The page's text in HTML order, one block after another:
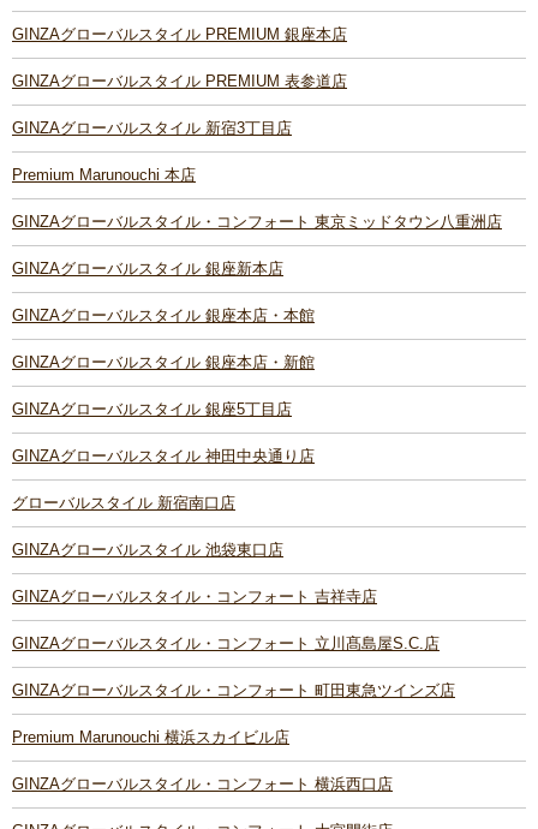
GINZAグローバルスタイル PREMIUM 銀座本店
GINZAグローバルスタイル PREMIUM 表参道店
GINZAグローバルスタイル 新宿3丁目店
Premium Marunouchi 本店
GINZAグローバルスタイル・コンフォート 東京ミッドタウン八重洲店
GINZAグローバルスタイル 銀座新本店
GINZAグローバルスタイル 銀座本店・本館
GINZAグローバルスタイル 銀座本店・新館
GINZAグローバルスタイル 銀座5丁目店
GINZAグローバルスタイル 神田中央通り店
グローバルスタイル 新宿南口店
GINZAグローバルスタイル 池袋東口店
GINZAグローバルスタイル・コンフォート 吉祥寺店
GINZAグローバルスタイル・コンフォート 立川髙島屋S.C.店
GINZAグローバルスタイル・コンフォート 町田東急ツインズ店
Premium Marunouchi 横浜スカイビル店
GINZAグローバルスタイル・コンフォート 横浜西口店